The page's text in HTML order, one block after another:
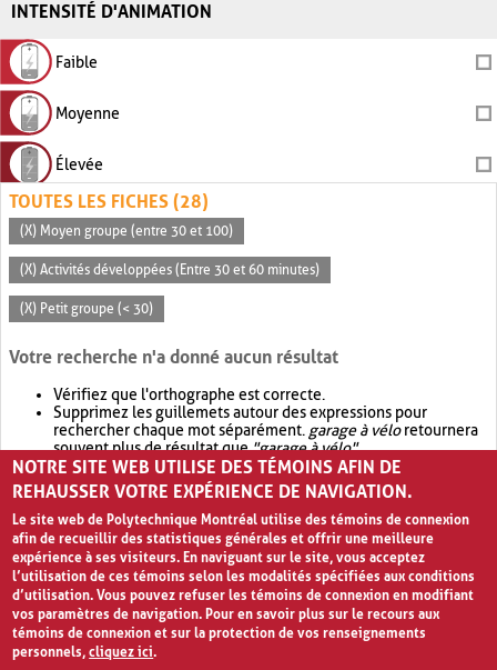
INTENSITÉ D'ANIMATION
Faible
Moyenne
Élevée
TOUTES LES FICHES (28)
(X) Moyen groupe (entre 30 et 100)
(X) Activités développées (Entre 30 et 60 minutes)
(X) Petit groupe (< 30)
Votre recherche n'a donné aucun résultat
Vérifiez que l'orthographe est correcte.
Supprimez les guillemets autour des expressions pour
rechercher chaque mot séparément. garage à véloretournera
souvent plus de résultat que"garage à vélo".
Envisagez d'élargir votre recherche avec OR.garage OR vélo
retournera souvent plus de résultat quegarage à vélo
NOTRE SITE WEB UTILISE DES TÉMOINS AFIN DE
REHAUSSER VOTRE EXPÉRIENCE DE NAVIGATION.
Le site web de Polytechnique Montréal utilise des témoins de connexion
afin de recueillir des statistiques générales et offrir une meilleure
expérience à ses visiteurs. En naviguant sur le site, vous acceptez
l’utilisation de ces témoins selon les modalités spécifiées aux conditions
d’utilisation. Vous pouvez refuser les témoins de connexion en modifiant
vos paramètres de navigation. Pour en savoir plus sur le recours aux
témoins de connexion et sur la protection de vos renseignements
personnels,cliquez ici.